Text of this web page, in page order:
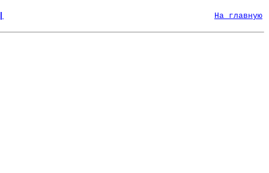
На главную